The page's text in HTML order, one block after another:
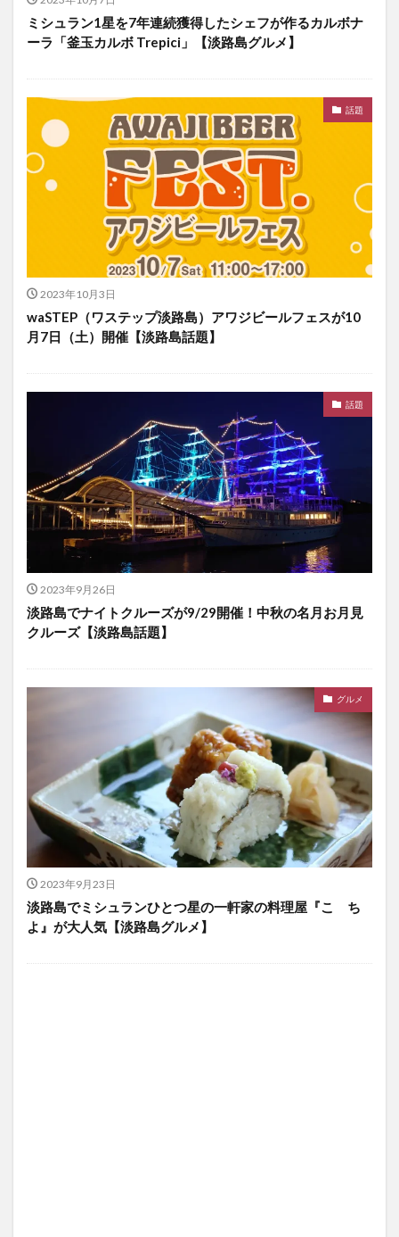
ミシュラン1星を7年連続獲得したシェフが作るカルボナ
ーラ「釜玉カルボ Trepici」【淡路島グルメ】
話題
2023年10月3日
waSTEP（ワステップ淡路島）アワジビールフェスが10
月7日（土）開催【淡路島話題】
話題
2023年9月26日
淡路島でナイトクルーズが9/29開催！中秋の名月お月見
クルーズ【淡路島話題】
グルメ
2023年9月23日
淡路島でミシュランひとつ星の一軒家の料理屋『こゝち
よ』が大人気【淡路島グルメ】